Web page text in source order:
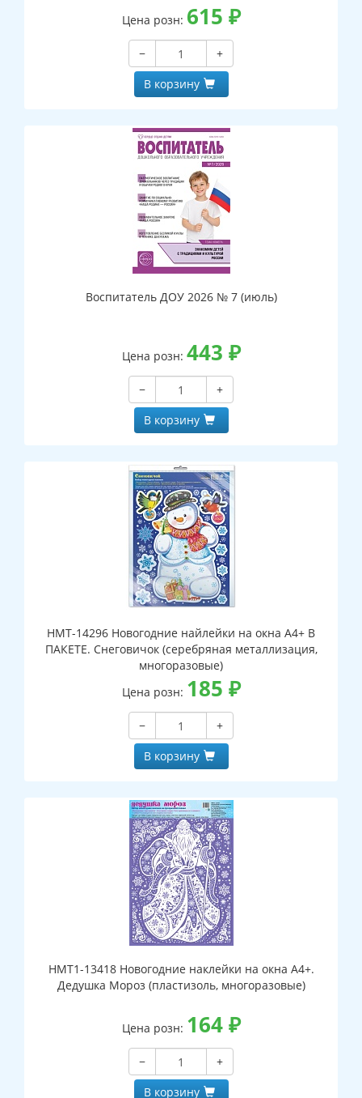
Цена розн: 615 ₽
−
+
В корзину
Воспитатель ДОУ 2026 № 7 (июль)
Цена розн: 443 ₽
−
+
В корзину
НМТ-14296 Новогодние найлейки на окна А4+ В
ПАКЕТЕ. Снеговичок (серебряная металлизация,
многоразовые)
Цена розн: 185 ₽
−
+
В корзину
НМТ1-13418 Новогодние наклейки на окна А4+.
Дедушка Мороз (пластизоль, многоразовые)
Цена розн: 164₽
−
+
В корзину